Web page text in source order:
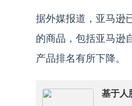
据外媒报道，亚马逊
的商品，包括亚马逊
产品排名有所下降。
基于人